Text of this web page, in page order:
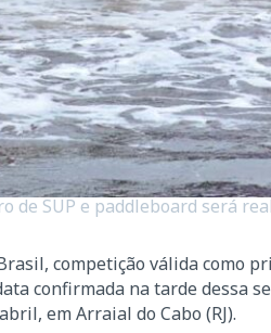
SUP e paddleboard será
competição válida como
confirmada na tarde dessa
em Arraial do Cabo (RJ).